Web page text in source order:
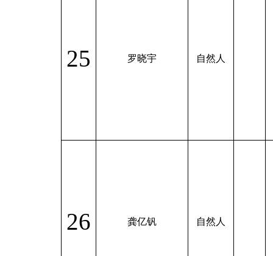
25 罗晓宇 自然人
26 龚亿钒 自然人